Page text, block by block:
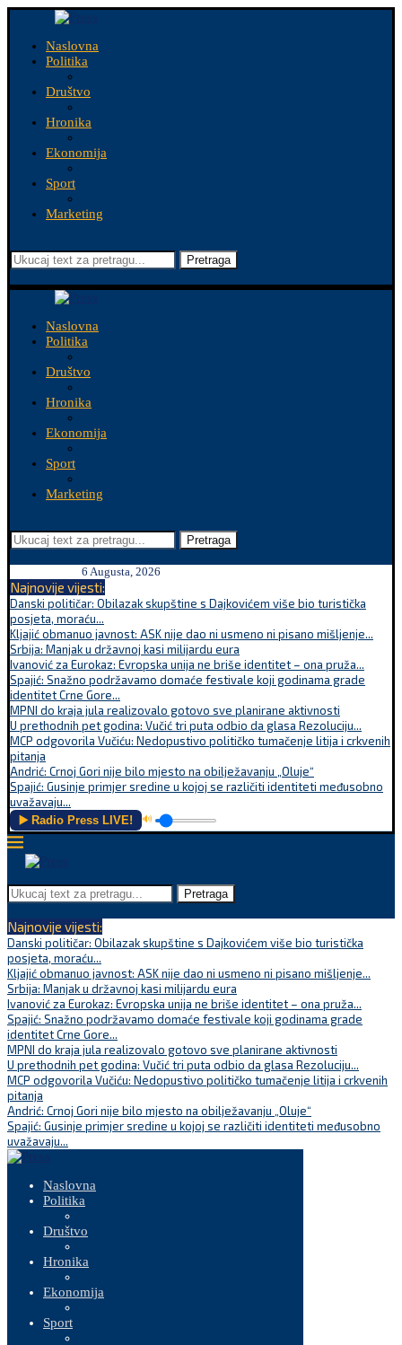
Naslovna
Politika
Društvo
Hronika
Ekonomija
Sport
Marketing
Pretraga
Naslovna
Politika
Društvo
Hronika
Ekonomija
Sport
Marketing
Pretraga
6 Augusta, 2026
Najnovije vijesti:
Danski političar: Obilazak skupštine s Dajkovićem više bio turistička
posjeta, moraću...
Kljajić obmanuo javnost: ASK nije dao ni usmeno ni pisano mišljenje...
Srbija: Manjak u državnoj kasi milijardu eura
Ivanović za Eurokaz: Evropska unija ne briše identitet – ona pruža...
Spajić: Snažno podržavamo domaće festivale koji godinama grade
identitet Crne Gore...
MPNI do kraja jula realizovalo gotovo sve planirane aktivnosti
U prethodnih pet godina: Vučić tri puta odbio da glasa Rezoluciju...
MCP odgovorila Vučiću: Nedopustivo političko tumačenje litija i crkvenih
pitanja
Andrić: Crnoj Gori nije bilo mjesto na obilježavanju „Oluje“
Spajić: Gusinje primjer sredine u kojoj se različiti identiteti međusobno
uvažavaju...
▶️ Radio Press LIVE! 🔊
Pretraga
Najnovije vijesti:
Danski političar: Obilazak skupštine s Dajkovićem više bio turistička
posjeta, moraću...
Kljajić obmanuo javnost: ASK nije dao ni usmeno ni pisano mišljenje...
Srbija: Manjak u državnoj kasi milijardu eura
Ivanović za Eurokaz: Evropska unija ne briše identitet – ona pruža...
Spajić: Snažno podržavamo domaće festivale koji godinama grade
identitet Crne Gore...
MPNI do kraja jula realizovalo gotovo sve planirane aktivnosti
U prethodnih pet godina: Vučić tri puta odbio da glasa Rezoluciju...
MCP odgovorila Vučiću: Nedopustivo političko tumačenje litija i crkvenih
pitanja
Andrić: Crnoj Gori nije bilo mjesto na obilježavanju „Oluje“
Spajić: Gusinje primjer sredine u kojoj se različiti identiteti međusobno
uvažavaju...
Naslovna
Politika
Društvo
Hronika
Ekonomija
Sport